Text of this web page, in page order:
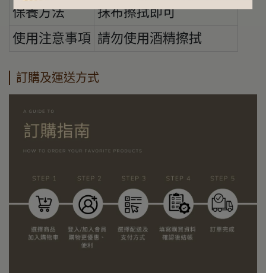
保養方法
抹布擦拭即可
使用注意事項 請勿使用酒精擦拭
訂購及運送方式